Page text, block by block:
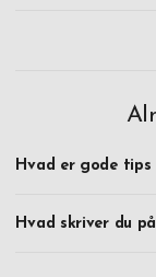
Hvad er gode tips
Hvad skriver du